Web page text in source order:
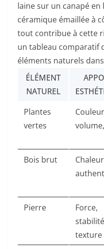
laine sur un canapé en
céramique émaillée à
tout contribue à cette
un tableau comparatif
éléments naturels
ÉLÉMENT
NATUREL
Plantes
vertes
Bois brut
Pierre
Force,
texture